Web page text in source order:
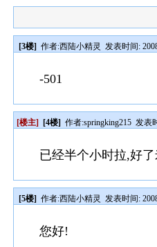
[3楼] 作者:西陆小精灵 发表时间:
-501
[楼主] [4楼] 作者:springking215 发表
已经半个小时拉,好了
[5楼] 作者:西陆小精灵 发表时间:
您好!